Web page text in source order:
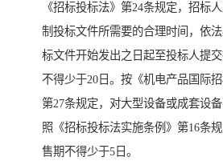
《招标投标法》第24条规定，招标
制投标文件所需要的合理时间，依
标文件开始发出之日起至投标人提
不得少于20日。按《机电产品国际招
第27条规定，对大型设备或成套设
照《招标投标法实施条例》第16条
售期不得少于5日。